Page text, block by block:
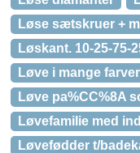
Løse sætskruer +
Løskant. 10-25-75-
Løve i mange farver
Løve pa%CC%8A
Løvefamilie med
Løvefødder t/